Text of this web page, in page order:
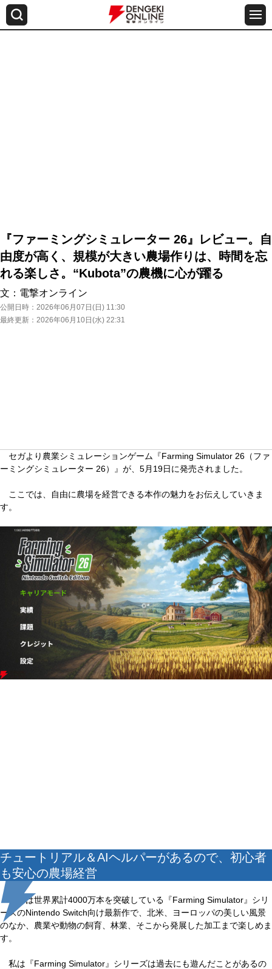
『ファーミングシミュレーター 26』レビュー。自
由度が高く、規模が大きい農場作りは、時間を忘
れる楽しさ。“Kubota”の農機に心が躍る
文： 電撃オンライン
公開日時： 2026年06月07日(日) 11:30
最終更新： 2026年06月10日(水) 22:31
セガより農業シミュレーションゲーム『Farming Simulator 26（ファ
ーミングシミュレーター 26）』が、5月19日に発売されました。
ここでは、自由に農場を経営できる本作の魅力をお伝えしていきま
す。
チュートリアル＆AIヘルパーがあるので、初心者
も安心の農場経営
本作は世界累計4000万本を突破している『Farming Simulator』シリ
ーズのNintendo Switch向け最新作で、北米、ヨーロッパの美しい風景
のなか、農業や動物の飼育、林業、そこから発展した加工まで楽しめま
す。
私は『Farming Simulator』シリーズは過去にも遊んだことがあるの